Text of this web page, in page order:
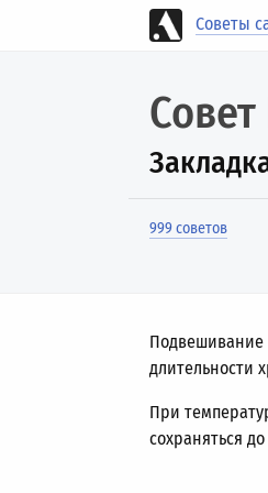
Советы
999 советов
Подвешивание
длительности
При
сохраняться